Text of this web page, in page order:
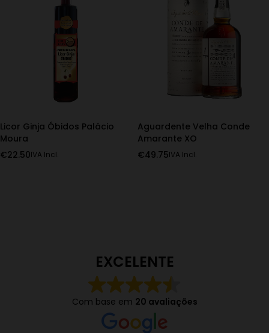
Licor Ginja Óbidos Palácio
Moura
€22.50IVA Incl.
Aguardente Velha Conde
Amarante XO
€49.75IVA Incl.
EXCELENTE
Com base em 20 avaliações